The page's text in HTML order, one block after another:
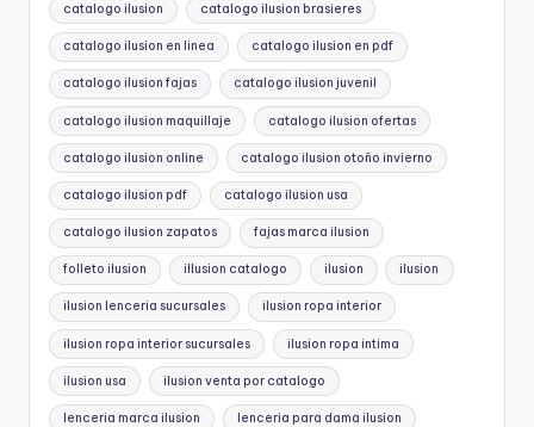
catalogo ilusion catalogo ilusion brasieres
catalogo ilusion en linea catalogo ilusion en pdf
catalogo ilusion fajas catalogo ilusion juvenil
catalogo ilusion maquillaje catalogo ilusion ofertas
catalogo ilusion online catalogo ilusion otoño invierno
catalogo ilusion pdf catalogo ilusion usa
catalogo ilusion zapatos fajas marca ilusion
folleto ilusion illusion catalogo ilusion ilusion
ilusion lenceria sucursales ilusion ropa interior
ilusion ropa interior sucursales ilusion ropa intima
ilusion usa ilusion venta por catalogo
lenceria marca ilusion lenceria para dama ilusion